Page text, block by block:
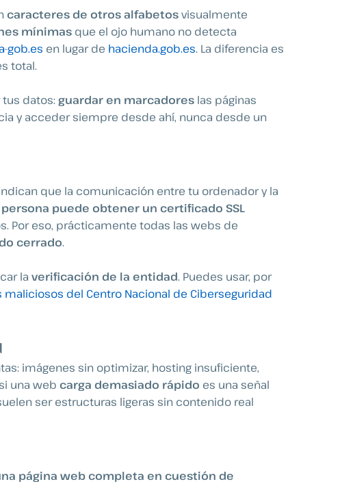
caracteres de otros alfabetosvisualmente
mínimas que el ojo humano no detecta
gob.es en lugar de hacienda.gob.es. La diferencia es
total.
datos: guardar en marcadores las páginas
y acceder siempre desde ahí, nunca desde un
que la comunicación entre tu ordenador y la
puede obtener un certificado SSL
Por eso, prácticamente todas las webs de
cerrado.
la verificación de la entidad. Puedes usar, por
del Centro Nacional de Ciberseguridad
imágenes sin optimizar, hosting insuficiente,
una web carga demasiado rápido es una señal
ser estructuras ligeras sin contenido real
página web completa en cuestión de